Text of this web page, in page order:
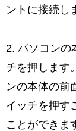
ントに接続し
2. パソコンの
チを押します
ンの本体の前
イッチを押す
ことができま